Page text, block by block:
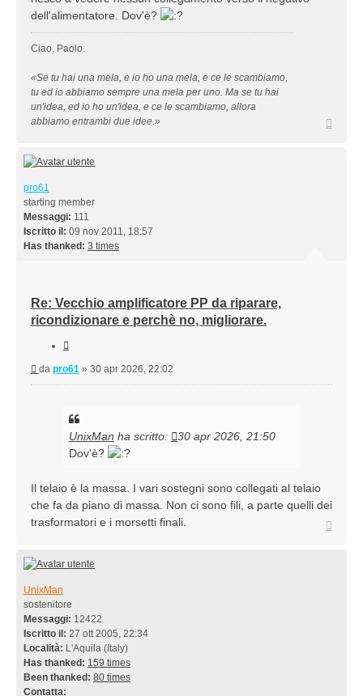
dell'alimentatore. Dov'è?
Ciao, Paolo.
«Se tu hai una mela, e io ho una mela, e ce le scambiamo,
tu ed io abbiamo sempre una mela per uno. Ma se tu hai
un'idea, ed io ho un'idea, e ce le scambiamo, allora
abbiamo entrambi due idee.»
pro61
starting member
Messaggi: 111
Iscritto il: 09 nov 2011, 18:57
Has thanked: 3 times
Re: Vecchio amplificatore PP da riparare,
ricondizionare e perchè no, migliorare.
Messaggio
da pro61 » 30 apr 2026, 22:02
UnixMan ha scritto:
30 apr 2026, 21:50
Dov'è?
Il telaio è la massa. I vari sostegni sono collegati al telaio
che fa da piano di massa. Non ci sono fili, a parte quelli dei
trasformatori e i morsetti finali.
UnixMan
sostenitore
Messaggi: 12422
Iscritto il: 27 ott 2005, 22:34
Località: L'Aquila (Italy)
Has thanked: 159 times
Been thanked: 80 times
Contatta: